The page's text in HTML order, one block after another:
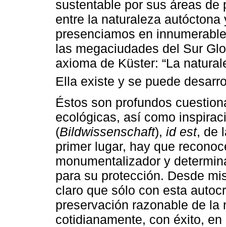
sustentable por sus áreas
entre la naturaleza
presenciamos en
las megaciudades del Sur
axioma de Küster: “La
Ella existe y se puede
Éstos son profundos
ecológicas, así como
(Bildwissenschaft), id est, de
primer lugar, hay que
monumentalizador y
para su protección. Desde
claro que sólo con esta
preservación razonable de
cotidianamente, con éxito,